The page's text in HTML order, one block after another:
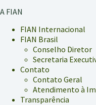
A FIAN
FIAN Internacional
FIAN Brasil
Conselho Diretor
Secretaria
Contato
Contato Geral
Atendimento à
Transparência